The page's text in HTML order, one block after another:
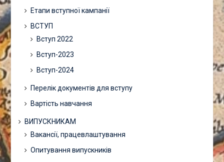
Етапи вступної кампанії
ВСТУП
Вступ 2022
Вступ-2023
Вступ-2024
Перелік документів для вступу
Вартість навчання
ВИПУСКНИКАМ
Вакансії, працевлаштування
Опитування випускників